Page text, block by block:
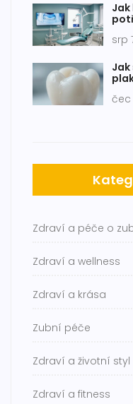
Jak
srp
čec
Zdraví a péče o
Zdraví a wellness
Zdraví a krása
Zubní péče
Zdraví a životní styl
Zdraví a fitness